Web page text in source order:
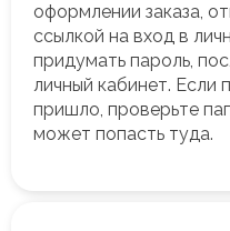
оформлении заказа,
ссылкой на вход в
придумать пароль,
личный кабинет. Если
пришло, проверьте
может попасть туда.